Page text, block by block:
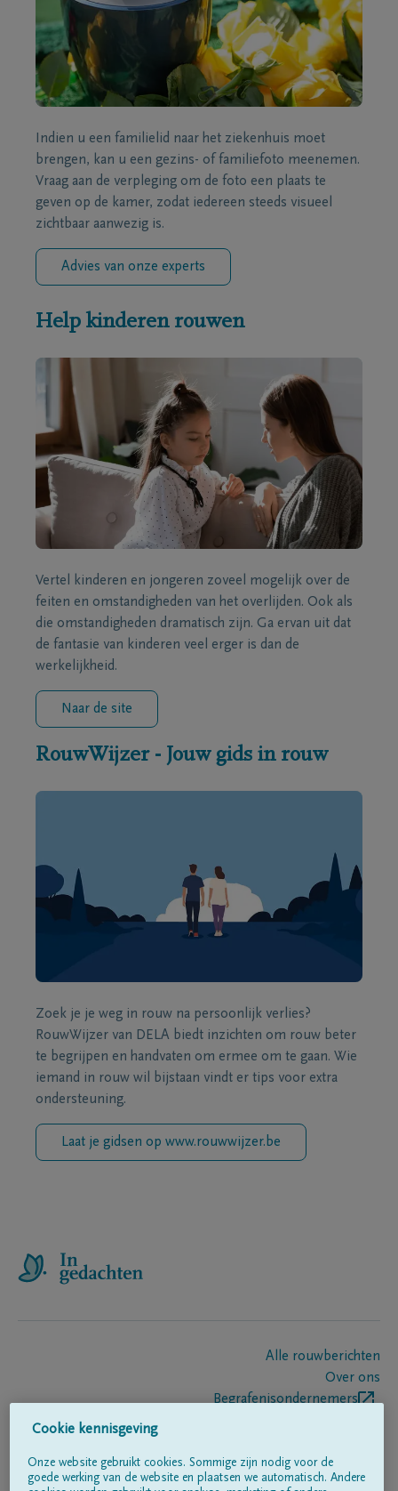
Indien u een familielid naar het ziekenhuis moet
brengen, kan u een gezins- of familiefoto meenemen.
Vraag aan de verpleging om de foto een plaats te
geven op de kamer, zodat iedereen steeds visueel
zichtbaar aanwezig is.
Advies van onze experts
Help kinderen rouwen
Vertel kinderen en jongeren zoveel mogelijk over de
feiten en omstandigheden van het overlijden. Ook als
die omstandigheden dramatisch zijn. Ga ervan uit dat
de fantasie van kinderen veel erger is dan de
werkelijkheid.
Naar de site
RouwWijzer - Jouw gids in rouw
Zoek je je weg in rouw na persoonlijk verlies?
RouwWijzer van DELA biedt inzichten om rouw beter
te begrijpen en handvaten om ermee om te gaan. Wie
iemand in rouw wil bijstaan vindt er tips voor extra
ondersteuning.
Laat je gidsen op www.rouwwijzer.be
Alle rouwberichten
Over ons
Begrafenisondernemers
Volg ons op
Cookie kennisgeving
Onze website gebruikt cookies. Sommige zijn nodig voor de
goede werking van de website en plaatsen we automatisch. Andere